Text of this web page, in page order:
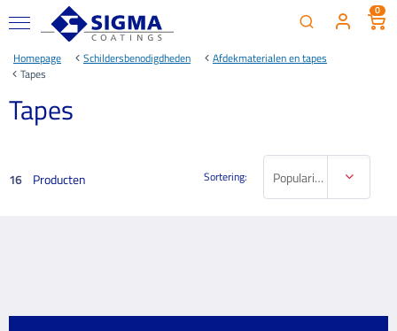
0
Homepage Schildersbenodigdheden
Afdekmaterialen en tapes
Tapes
Tapes
16 Producten Sortering: Populariteit